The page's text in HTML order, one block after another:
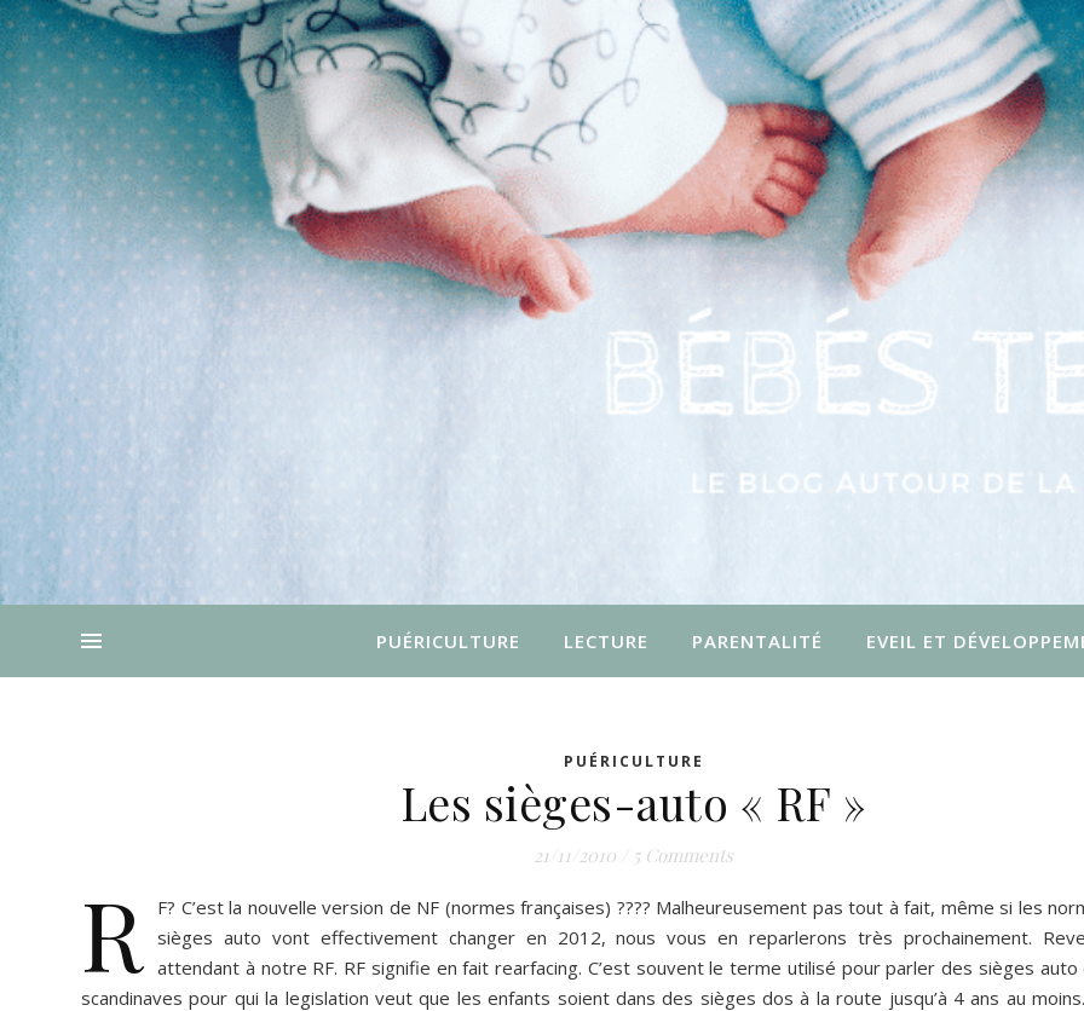
PUÉRICULTURE LECTURE PARENTALITÉ EVEIL ET
PUÉRICULTURE
Les sièges-auto « RF »
21/11/2010 5 Comments
R
F? C’est la nouvelle version de NF (normes françaises) ???? Malheureusement pas tout à fait, même si les
sièges auto vont effectivement changer en 2012, nous vous en reparlerons très prochainement.
attendant à notre RF. RF signifie en fait rearfacing. C’est souvent le terme utilisé pour parler des sièges auto
scandinaves pour qui la legislation veut que les enfants soient dans des sièges dos à la route jusqu’à 4 ans au